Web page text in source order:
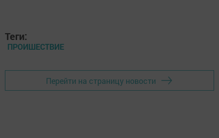
Теги:
ПРОИШЕСТВИЕ
Перейти на страницу новости